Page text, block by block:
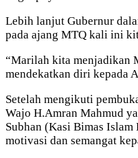
Lebih lanjut Gubernur
pada ajang MTQ kali ini
“Marilah kita menjadikan
mendekatkan diri kepada
Setelah mengikuti
Wajo H.Amran Mahmud
Subhan (Kasi Bimas
motivasi dan semangat